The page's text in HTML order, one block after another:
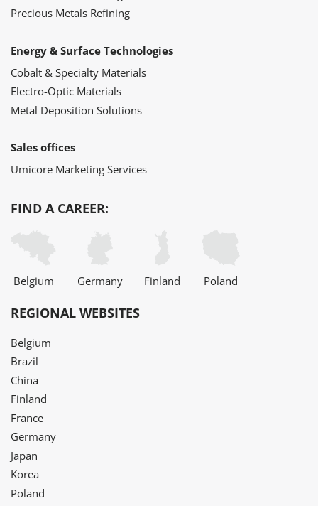
Precious Metals Refining
Energy & Surface Technologies
Cobalt & Specialty Materials
Electro-Optic Materials
Metal Deposition Solutions
Sales offices
Umicore Marketing Services
FIND A CAREER:
Belgium Germany Finland Poland
REGIONAL WEBSITES
Belgium
Brazil
China
Finland
France
Germany
Japan
Korea
Poland